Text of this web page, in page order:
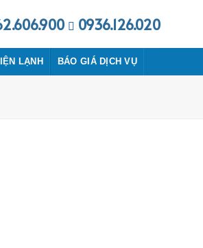
0936.126.020
LẠNH BÁO GIÁ DỊCH VỤ